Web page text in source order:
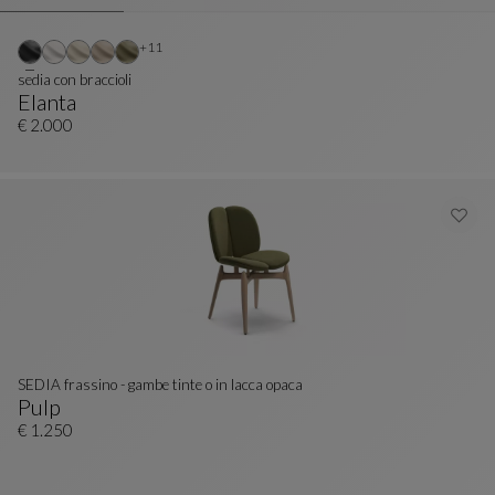
Elanta
Sedia Con Braccioli
Vedi La Descrizione Completa
sedia con braccioli
€ 2.000
+11Altri colori : 11 colori disponibili
Pulp
SEDIA Frassino - Gambe Tinte O In Lacca Opaca
Vedi La Descrizione Completa
SEDIA frassino - gambe tinte o in lacca opaca
€ 1.250